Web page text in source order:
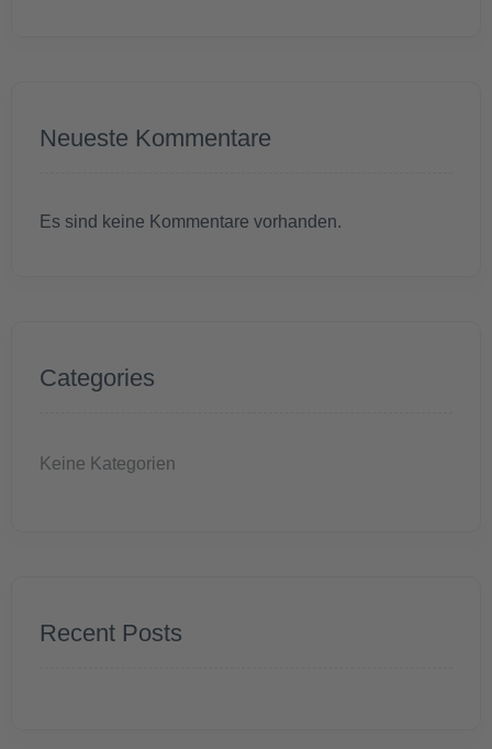
Neueste Kommentare
Es sind keine Kommentare vorhanden.
Categories
Keine Kategorien
Recent Posts